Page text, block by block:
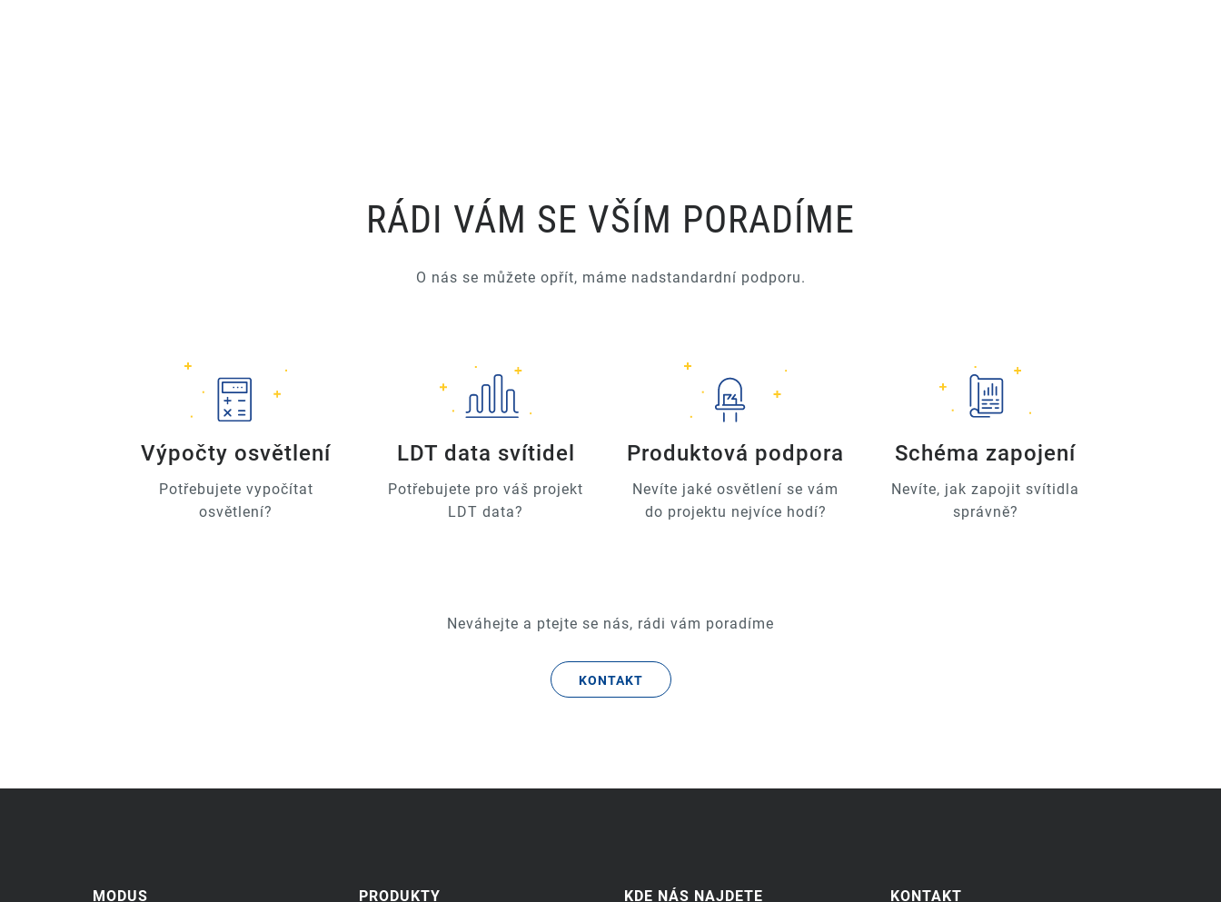
RÁDI VÁM SE VŠÍM PORADÍME
O nás se můžete opřít, máme nadstandardní podporu.
Výpočty osvětlení
Potřebujete vypočítat
osvětlení?
LDT data svítidel
Potřebujete pro váš projekt
LDT data?
Produktová podpora
Nevíte jaké osvětlení se vám
do projektu nejvíce hodí?
Schéma zapojení
Nevíte, jak zapojit svítidla
správně?
Neváhejte a ptejte se nás, rádi vám poradíme
KONTAKT
MODUS PRODUKTY KDE NÁS NAJDETE KONTAKT